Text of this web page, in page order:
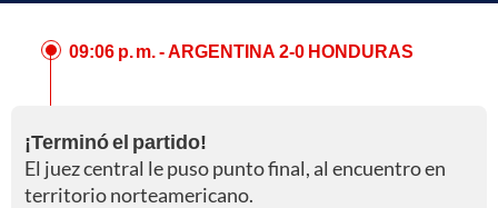
09:06 p. m. - ARGENTINA 2-0 HONDURAS
¡Terminó el partido!
El juez central le puso punto final, al encuentro en
territorio norteamericano.